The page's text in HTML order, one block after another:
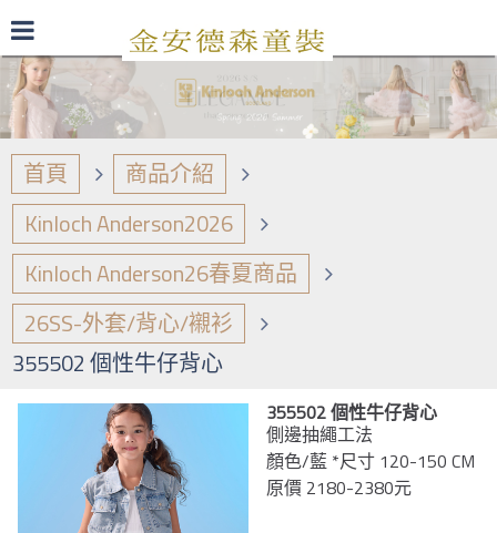
最新型錄 品牌日誌 商品介紹
首頁
商品介紹
Kinloch Anderson2026
Kinloch Anderson26春夏商品
26SS-外套/背心/襯衫
355502 個性牛仔背心
355502 個性牛仔背心
側邊抽繩工法
顏色/藍 *尺寸 120-150 CM
原價 2180-2380元